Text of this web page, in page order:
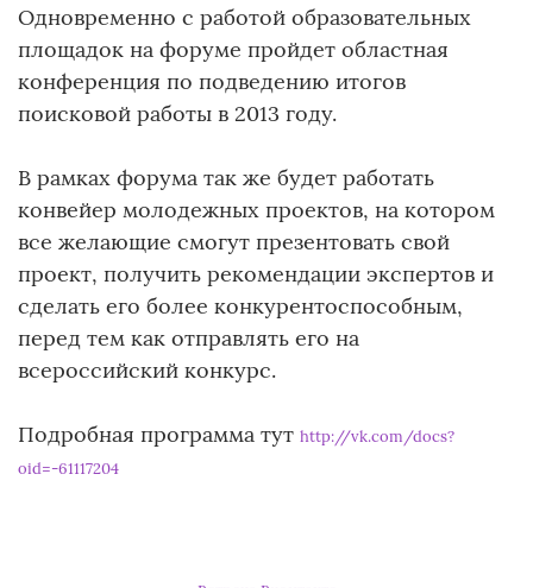
Одновременно с работой образовательных
площадок на форуме пройдет областная
конференция по подведению итогов
поисковой работы в 2013 году.
В рамках форума так же будет работать
конвейер молодежных проектов, на котором
все желающие смогут презентовать свой
проект, получить рекомендации экспертов и
сделать его более конкурентоспособным,
перед тем как отправлять его на
всероссийский конкурс.
Подробная программа тут http://vk.com/docs?
oid=-61117204